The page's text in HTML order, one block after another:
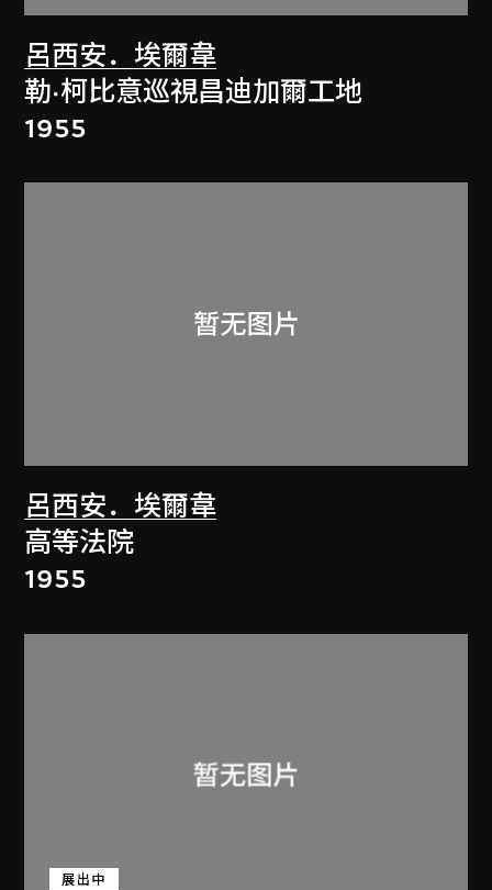
呂西安．埃爾韋
勒·柯比意巡視昌迪加爾工地
1955
呂西安．埃爾韋
高等法院
1955
展出中